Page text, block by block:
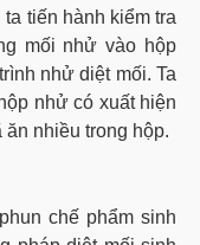
tiến hành kiểm tra
mối nhử vào hộp
nhử diệt mối. Ta
nhử có xuất hiện
nhiều trong hộp.
chế phẩm sinh